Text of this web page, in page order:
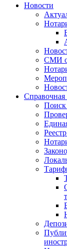
Новости
СМИ о
Поиск